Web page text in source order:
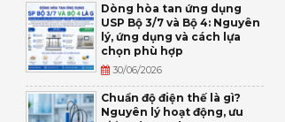
Dòng hòa tan ứng dụng
USP Bộ 3/7 và Bộ 4: Nguyên
lý, ứng dụng và cách lựa
chọn phù hợp
30/06/2026
Chuẩn độ điện thế là gì?
Nguyên lý hoạt động, ưu